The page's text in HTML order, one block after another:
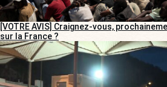
[VOTRE AVIS] Craignez-vous,
sur la France ?